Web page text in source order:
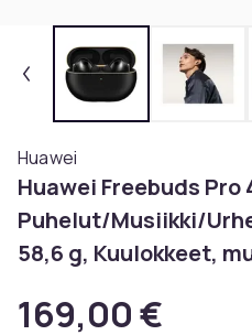
Huawei
Huawei Freebuds Pro
Puhelut/Musiikki/
58,6 g, Kuulokkeet,
169,00 €